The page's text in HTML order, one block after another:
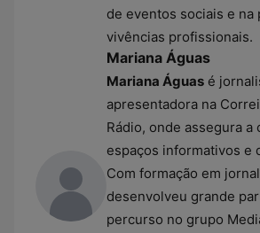
de eventos sociais e na
vivências profissionais.
Mariana Águas
Mariana Águas é
apresentadora na
Rádio, onde assegura a
espaços informativos e
Com formação em
desenvolveu grande
percurso no grupo